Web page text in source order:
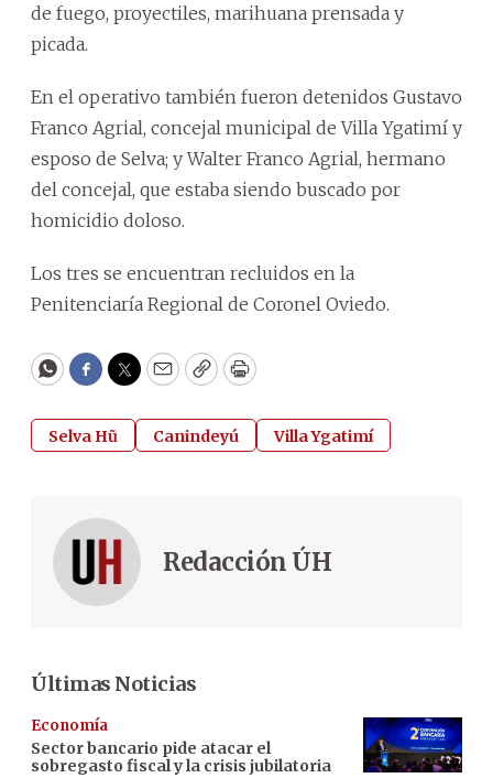
de fuego, proyectiles, marihuana prensada y
picada.
En el operativo también fueron detenidos Gustavo
Franco Agrial, concejal municipal de Villa Ygatimí y
esposo de Selva; y Walter Franco Agrial, hermano
del concejal, que estaba siendo buscado por
homicidio doloso.
Los tres se encuentran recluidos en la
Penitenciaría Regional de Coronel Oviedo.
WhatsApp
Facebook
Twitter
EmailCopyPrint
Selva Hũ Canindeyú Villa Ygatimí
Redacción ÚH
Últimas Noticias
Economía
Sector bancario pide atacar el
sobregasto fiscal y la crisis jubilatoria